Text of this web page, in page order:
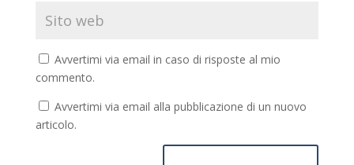
Avvertimi via email in caso di risposte al mio
commento.
Avvertimi via email alla pubblicazione di un nuovo
articolo.